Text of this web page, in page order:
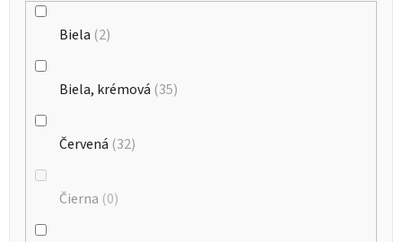
Biela 2
Biela, krémová 35
Červená 32
Čierna 0